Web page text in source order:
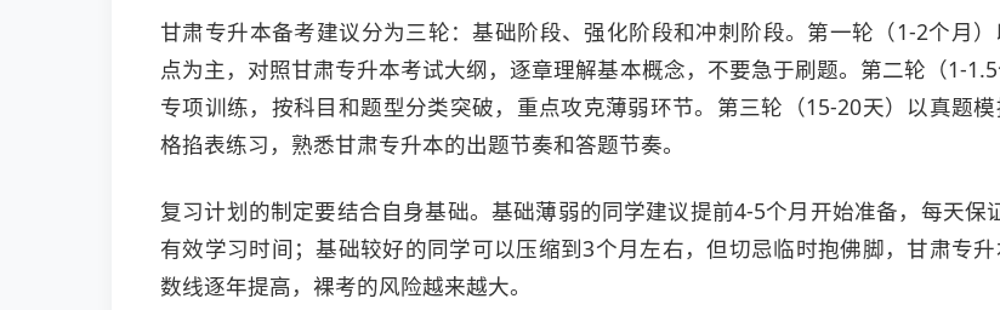
甘肃专升本备考建议分为三轮：基础阶段、强化阶段和冲刺阶段。第一轮（1-2个月
点为主，对照甘肃专升本考试大纲，逐章理解基本概念，不要急于刷题。第二轮（1-
专项训练，按科目和题型分类突破，重点攻克薄弱环节。第三轮（15-20天）以真题
格掐表练习，熟悉甘肃专升本的出题节奏和答题节奏。
复习计划的制定要结合自身基础。基础薄弱的同学建议提前4-5个月开始准备，每天保
有效学习时间；基础较好的同学可以压缩到3个月左右，但切忌临时抱佛脚，甘肃专
数线逐年提高，裸考的风险越来越大。